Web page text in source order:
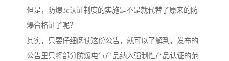
但是，防爆3c认证制度的实施是不是就代替了原来的防
爆合格证了呢？
其实，只要仔细阅读这份公告，就可以了解到，发布的
公告里只将部分防爆电气产品纳入强制性产品认证的范